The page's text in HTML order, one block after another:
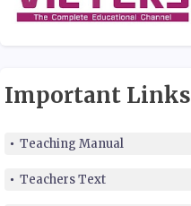
Important Links
Teaching Manual
Teachers Text